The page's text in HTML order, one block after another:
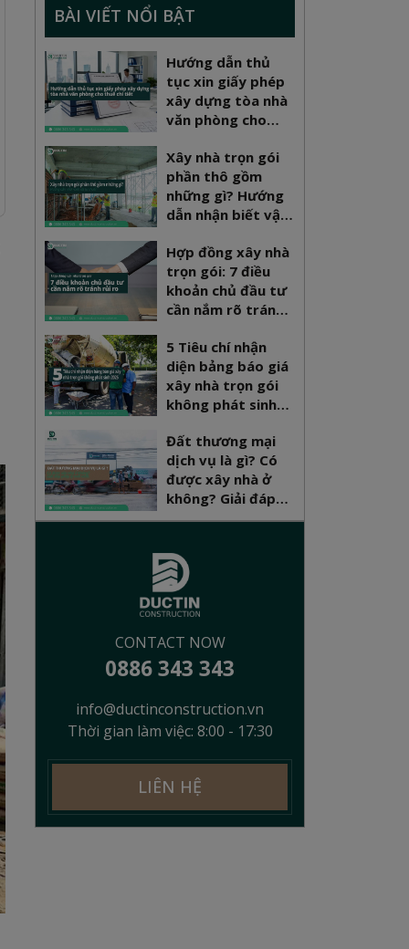
BÀI VIẾT NỔI BẬT
Hướng dẫn thủ
tục xin giấy phép
xây dựng tòa nhà
văn phòng cho
Xây nhà trọn gói
phần thô gồm
những gì? Hướng
dẫn nhận biết vật
Hợp đồng xây nhà
trọn gói: 7 điều
khoản chủ đầu tư
cần nắm rõ tránh
5 Tiêu chí nhận
diện bảng báo giá
xây nhà trọn gói
không phát sinh
Đất thương mại
dịch vụ là gì? Có
được xây nhà ở
không? Giải đáp
pháp lý mới nhất
CONTACT NOW
0886 343 343
info@ductinconstruction.vn
Thời gian làm việc: 8:00 - 17:30
LIÊN HỆ